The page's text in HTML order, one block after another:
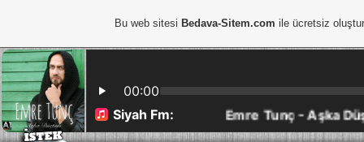
Bu web sitesi Bedava-Sitem.com ile ücretsiz